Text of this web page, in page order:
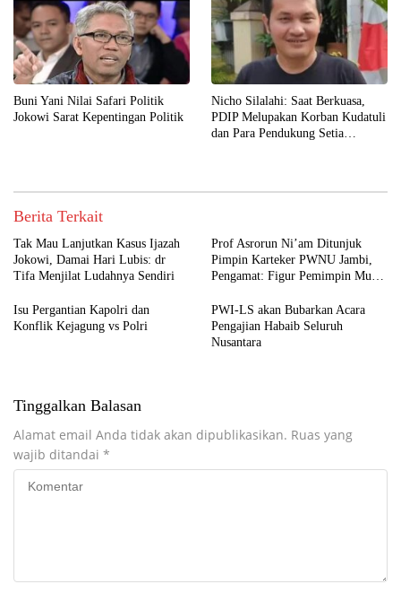
Buni Yani Nilai Safari Politik
Jokowi Sarat Kepentingan Politik
Nicho Silalahi: Saat Berkuasa,
PDIP Melupakan Korban Kudatuli
dan Para Pendukung Setia
Berita Terkait
Tak Mau Lanjutkan Kasus Ijazah
Jokowi, Damai Hari Lubis: dr
Tifa Menjilat Ludahnya Sendiri
Prof Asrorun Ni’am Ditunjuk
Pimpin Karteker PWNU Jambi,
Pengamat: Figur Pemimpin Muda
Isu Pergantian Kapolri dan
Konflik Kejagung vs Polri
PWI-LS akan Bubarkan Acara
Pengajian Habaib Seluruh
Nusantara
Tinggalkan Balasan
Alamat email Anda tidak akan dipublikasikan. Ruas yang
wajib ditandai *